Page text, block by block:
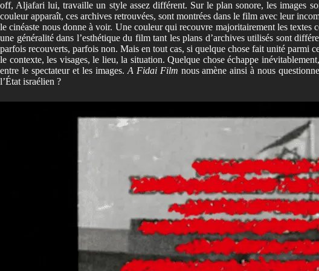
off, Aljafari lui, travaille un style assez différent. Sur le plan sonore, les images
couleur apparaît, ces archives retrouvées, sont montrées dans le film avec leur
le cinéaste nous donne à voir. Une couleur qui recouvre majoritairement les
une généralité dans l’esthétique du film tant les plans d’archives utilisés sont
parfois recouverts, parfois non. Mais en tout cas, si quelque chose fait unité parmi
le contexte, les visages, le lieu, la situation. Quelque chose échappe
entre le spectateur et les images. A Fidai Film nous amène ainsi à nous
l’État israélien ?